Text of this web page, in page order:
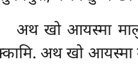
अथ खो आयस्मा
अथ खो आयस्मा